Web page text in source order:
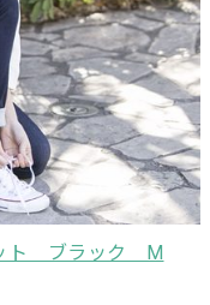
ト ブラック M